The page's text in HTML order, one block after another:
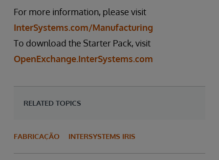
For more information, please visit
InterSystems.com/Manufacturing
To download the Starter Pack, visit
OpenExchange.InterSystems.com
RELATED TOPICS
FABRICAÇÃO INTERSYSTEMS IRIS